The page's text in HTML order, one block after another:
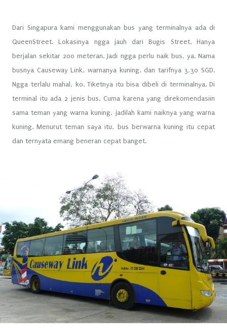
Dari Singapura kami menggunakan bus yang terminalnya ada di
QueenStreet. Lokasinya ngga jauh dari Bugis Street. Hanya
berjalan sekitar 200 meteran. Jadi ngga perlu naik bus, ya. Nama
busnya Causeway Link, warnanya kuning, dan tarifnya 3,30 SGD.
Ngga terlalu mahal, ko. Tiketnya itu bisa dibeli di terminalnya. Di
terminal itu ada 2 jenis bus. Cuma karena yang direkomendasiin
sama teman yang warna kuning, jadilah kami naiknya yang warna
kuning. Menurut teman saya itu, bus berwarna kuning itu cepat
dan ternyata emang beneran cepat banget.